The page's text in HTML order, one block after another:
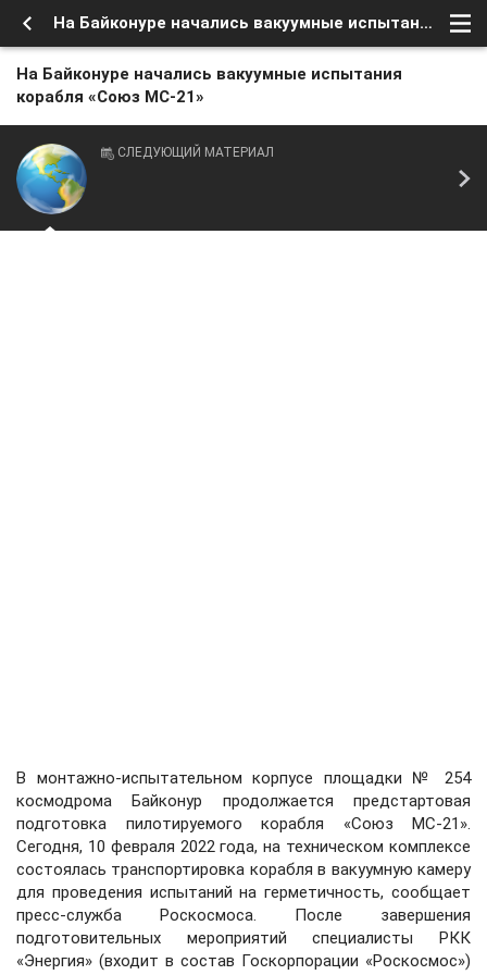
На Байконуре начались вакуумные испытания корабля «Союз МС-21»
На Байконуре начались вакуумные испытания
корабля «Союз МС-21»
СЛЕДУЮЩИЙ МАТЕРИАЛ
В монтажно-испытательном корпусе площадки № 254
космодрома Байконур продолжается предстартовая
подготовка пилотируемого корабля «Союз МС-21».
Сегодня, 10 февраля 2022 года, на техническом комплексе
состоялась транспортировка корабля в вакуумную камеру
для проведения испытаний на герметичность, сообщает
пресс-служба Роскосмоса. После завершения
подготовительных мероприятий специалисты РКК
«Энергия» (входит в состав Госкорпорации «Роскосмос»)